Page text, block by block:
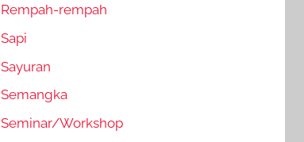
Rempah-rempah
Sapi
Sayuran
Semangka
Seminar/Workshop